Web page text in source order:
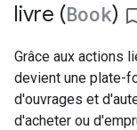
livre (Book)
Grâce aux actions
devient une plate-
d'ouvrages et
d'acheter ou